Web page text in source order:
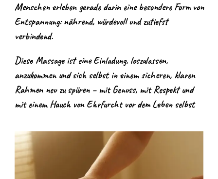
Menschen erleben gerade darin eine besondere Form von
Entspannung: nährend, würdevoll und zutiefst
verbindend.
Diese Massage ist eine Einladung, loszulassen,
anzukommen und sich selbst in einem sicheren, klaren
Rahmen neu zu spüren – mit Genuss, mit Respekt und
mit einem Hauch von Ehrfurcht vor dem Leben selbst